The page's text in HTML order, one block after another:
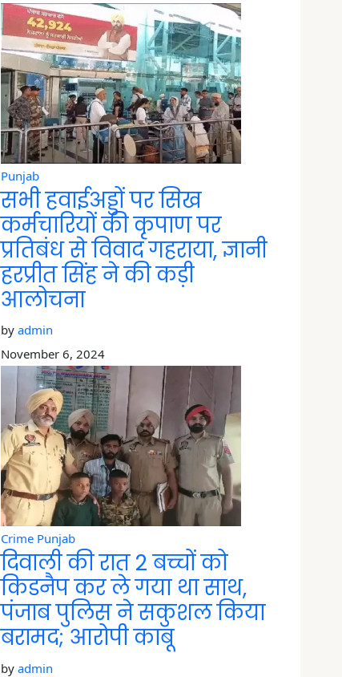
Punjab
सभी हवाईअड्डों पर सिख
कर्मचारियों की कृपाण पर
प्रतिबंध से विवाद गहराया, ज्ञानी
हरप्रीत सिंह ने की कड़ी
आलोचना
by admin
November 6, 2024
Crime Punjab
दिवाली की रात 2 बच्चों को
किडनैप कर ले गया था साथ,
पंजाब पुलिस ने सकुशल किया
बरामद; आरोपी काबू
by admin